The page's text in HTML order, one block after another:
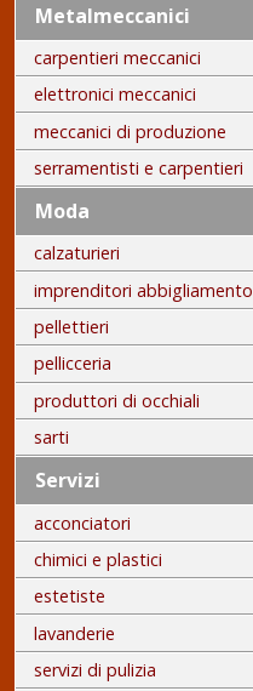
Metalmeccanici
carpentieri meccanici
elettronici meccanici
meccanici di produzione
serramentisti e carpentieri
Moda
calzaturieri
imprenditori abbigliamento
pellettieri
pellicceria
produttori di occhiali
sarti
Servizi
acconciatori
chimici e plastici
estetiste
lavanderie
servizi di pulizia